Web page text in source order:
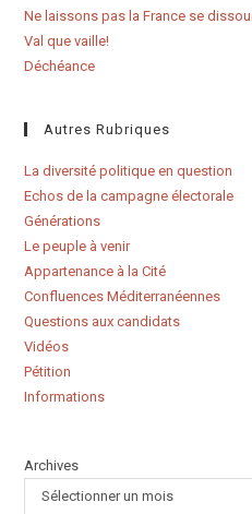
Ne laissons pas la France se
Val que vaille!
Déchéance
Autres Rubriques
La diversité politique en question
Echos de la campagne électorale
Générations
Le peuple à venir
Appartenance à la Cité
Confluences Méditerranéennes
Questions aux candidats
Vidéos
Pétition
Informations
Archives
Sélectionner un mois